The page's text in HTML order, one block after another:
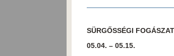
SÜRGŐSSÉGI
05.04. – 05.15.